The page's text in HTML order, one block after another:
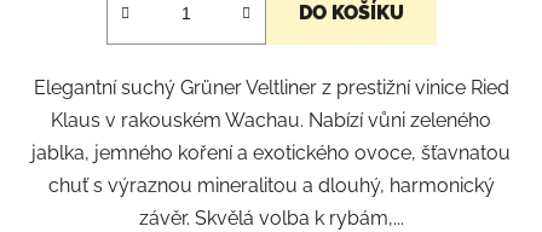
DO KOŠÍKU
Elegantní suchý Grüner Veltliner z prestižní vinice Ried
Klaus v rakouském Wachau. Nabízí vůni zeleného
jablka, jemného koření a exotického ovoce, šťavnatou
chuť s výraznou mineralitou a dlouhý, harmonický
závěr. Skvělá volba k rybám,...